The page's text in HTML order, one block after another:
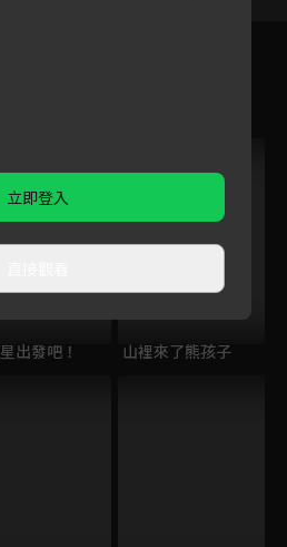
出發吧！ 山裡來了熊孩子
立即登入